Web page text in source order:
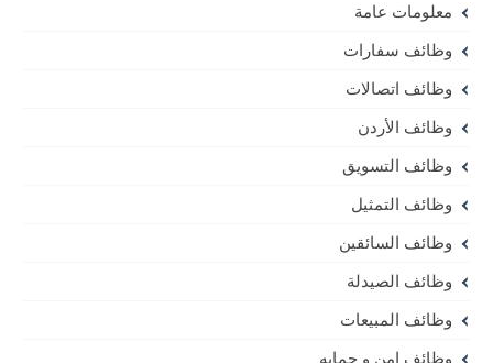
معلومات عامة
وظائف سفارات
وظائف اتصالات
وظائف الأردن
وظائف التسويق
وظائف التمثيل
وظائف السائقين
وظائف الصيدلة
وظائف المبيعات
وظائف امن و حمايه